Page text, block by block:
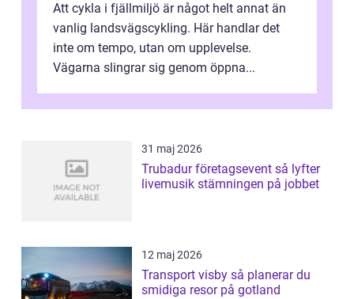
Att cykla i fjällmiljö är något helt annat än
vanlig landsvägscykling. Här handlar det
inte om tempo, utan om upplevelse.
Vägarna slingrar sig genom öppna...
31 maj 2026
Trubadur företagsevent så lyfter
livemusik stämningen på jobbet
12 maj 2026
Transport visby så planerar du
smidiga resor på gotland